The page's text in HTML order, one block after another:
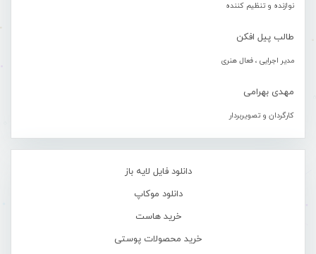
نوازنده و تنظیم کننده
طالب پیل افکن
مدیر اجرایی ، فعال هنری
مهدی بهرامی
کارگردان و تصویربردار
دانلود فایل لایه باز
دانلود موکاپ
خرید هاست
خرید محصولات پوستی